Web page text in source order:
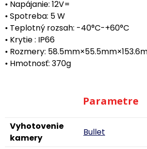
• Napájanie: 12V=
• Spotreba: 5 W
• Teplotný rozsah: -40°C-+60°C
• Krytie : IP66
• Rozmery:
• Hmotnosť: 370g
Parametre
Vyhotovenie
kamery
Bullet